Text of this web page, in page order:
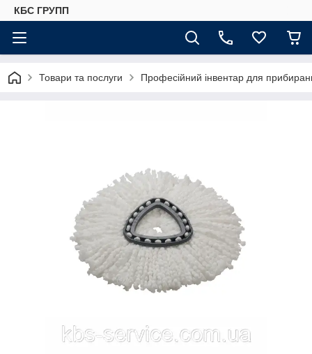
КБС ГРУПП
Товари та послуги Професійний інвентар для